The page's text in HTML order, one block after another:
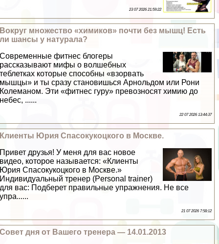
23 07 2026 21:59:22
Вокруг множество «химиков» почти без мышц! Есть
ли шансы у натурала?
Современные фитнес блогеры
рассказывают мифы о волшебных
тeблетках которые способны «взорвать
мышцы» и ты сразу становишься Арнольдом или Рони
Колеманом. Эти «фитнес гуру» превозносят химию до
небес, ......
22 07 2026 13:44:37
Клиенты Юрия Спасокукоцкого в Москве.
Привет друзья! У меня для вас новое
видео, которое называется: «Клиенты
Юрия Спасокукоцкого в Москве.»
Индивидуальный тренер (Personal trainer)
для вас: Подберет правильные упражнения. Не все
упра......
21 07 2026 7:58:12
Совет дня от Вашего тренера — 14.01.2013